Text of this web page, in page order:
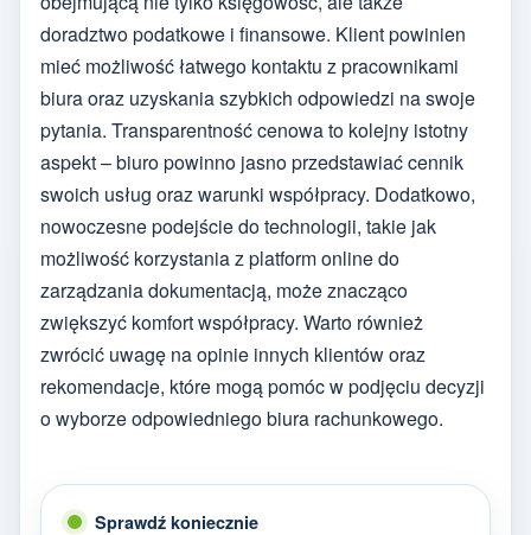
doradztwo podatkowe i finansowe. Klient powinien
mieć możliwość łatwego kontaktu z pracownikami
biura oraz uzyskania szybkich odpowiedzi na swoje
pytania. Transparentność cenowa to kolejny istotny
aspekt – biuro powinno jasno przedstawiać cennik
swoich usług oraz warunki współpracy. Dodatkowo,
nowoczesne podejście do technologii, takie jak
możliwość korzystania z platform online do
zarządzania dokumentacją, może znacząco
zwiększyć komfort współpracy. Warto również
zwrócić uwagę na opinie innych klientów oraz
rekomendacje, które mogą pomóc w podjęciu decyzji
o wyborze odpowiedniego biura rachunkowego.
Sprawdź koniecznie